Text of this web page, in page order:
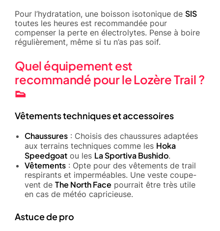
Pour l’hydratation, une boisson isotonique de SIS
toutes les heures est recommandée pour
compenser la perte en électrolytes. Pense à boire
régulièrement, même si tu n’as pas soif.
Quel équipement est
recommandé pour le Lozère Trail ?
👟
Vêtements techniques et accessoires
Chaussures : Choisis des chaussures adaptées
aux terrains techniques comme les Hoka
Speedgoat ou les La Sportiva Bushido.
Vêtements : Opte pour des vêtements de trail
respirants et imperméables. Une veste coupe-
vent de The North Face pourrait être très utile
en cas de météo capricieuse.
Astuce de pro